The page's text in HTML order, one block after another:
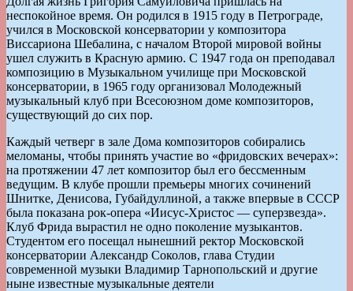
неспокойное время. Он родился в 1915 году в Петрограде,
учился в Московской консерватории у композитора
Виссариона Шебалина, с началом Второй мировой войны
ушел служить в Красную армию. С 1947 года он преподавал
композицию в Музыкальном училище при Московской
консерватории, в 1965 году организовал Молодежный
музыкальный клуб при Всесоюзном доме композиторов,
существующий до сих пор.
Каждый четверг в зале Дома композиторов собирались
меломаны, чтобы принять участие во «фридовских вечерах»:
на протяжении 47 лет композитор был его бессменным
ведущим. В клубе прошли премьеры многих сочинений
Шнитке, Денисова, Губайдуллиной, а также впервые в СССР
была показана рок-опера «Иисус-Христос — суперзвезда».
Клуб Фрида вырастил не одно поколение музыкантов.
Студентом его посещал нынешний ректор Московской
консерватории Александр Соколов, глава Студии
современной музыки Владимир Тарнопольский и другие
ныне известные музыкальные деятели